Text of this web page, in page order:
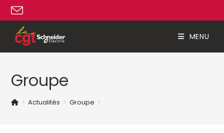
Skip
to
content
MENU
Groupe
> Actualités > Groupe >